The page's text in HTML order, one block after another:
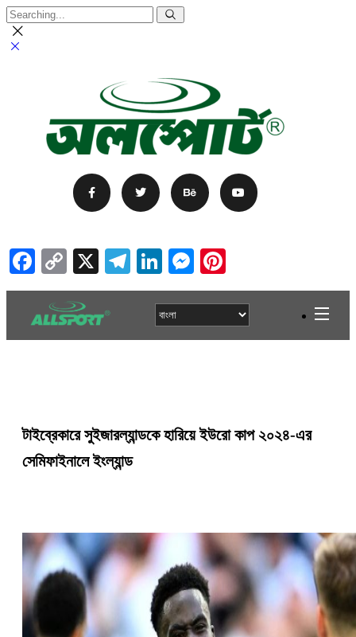
Facebook
Copy
Link
X Telegram
LinkedIn
Messenger
টাইব্রেকারে সুইজারল্যান্ডকে হারিয়ে ইউরো কাপ ২০২৪-এর
সেমিফাইনালে ইংল্যান্ড